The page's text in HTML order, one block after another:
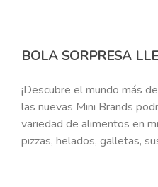
BOLA SORPRESA
¡Descubre el mundo más
las nuevas Mini Brands
variedad de alimentos en
pizzas, helados, galletas,